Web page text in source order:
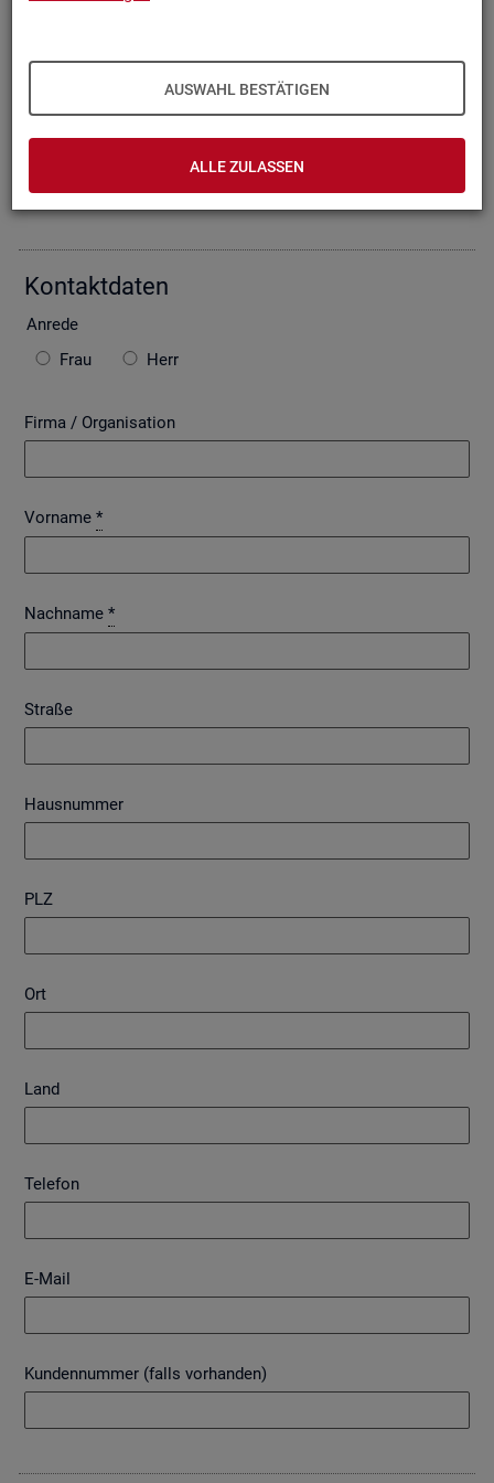
AUSWAHL BESTÄTIGEN
ALLE ZULASSEN
ten wir Ihre An­fra­ge per E-Mail, so­fern Sie damit ein­ver­stan­
den sind. Bitte be­ach­ten Sie auch die unten ste­hen­den Hin­
wei­se zu ggf. ent­ste­hen­den Kos­ten.
Die mit * ge­kenn­zeich­ne­ten Fel­der sind Pflicht­fel­der.
Kon­takt­da­ten
An­re­de
Frau
Herr
Firma / Organisation
Vorname *
Nachname *
Straße
Hausnummer
PLZ
Ort
Land
Telefon
E-Mail
Kundennummer (falls vorhanden)